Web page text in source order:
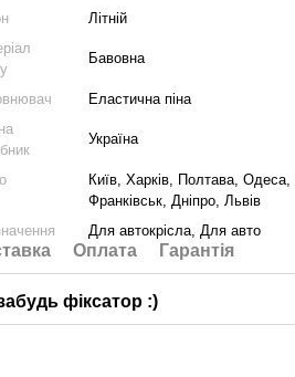
Літній
Бавовна
Еластична піна
Україна
Київ, Харків, Полтава, Одеса,
Франківськ, Дніпро, Львів
Для автокрісла, Для авто
Оплата Гарантія
фіксатор :)